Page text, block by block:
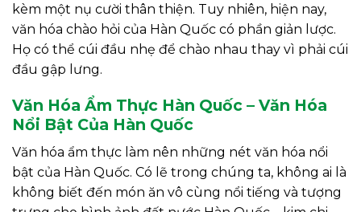
kèm một nụ cười thân thiện. Tuy nhiên, hiện nay,
văn hóa chào hỏi của Hàn Quốc có phần giản lược.
Họ có thể cúi đầu nhẹ để chào nhau thay vì phải cúi
đầu gập lưng.
Văn Hóa Ẩm Thực Hàn Quốc – Văn Hóa
Nổi Bật Của Hàn Quốc
Văn hóa ẩm thực làm nên những nét văn hóa nổi
bật của Hàn Quốc. Có lẽ trong chúng ta, không ai là
không biết đến món ăn vô cùng nổi tiếng và tượng